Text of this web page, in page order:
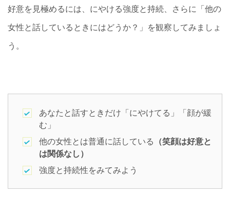
好意を見極めるには、にやける強度と持続、さらに「他の
女性と話しているときにはどうか？」を観察してみましょ
う。
あなたと話すときだけ「にやけてる」「顔が緩
む」
他の女性とは普通に話している （笑顔は好意と
は関係なし）
強度と持続性をみてみよう